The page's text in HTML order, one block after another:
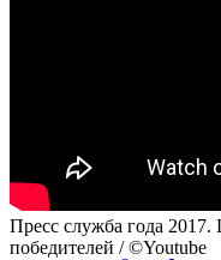
Пресс служба года
победителей / ©Youtube